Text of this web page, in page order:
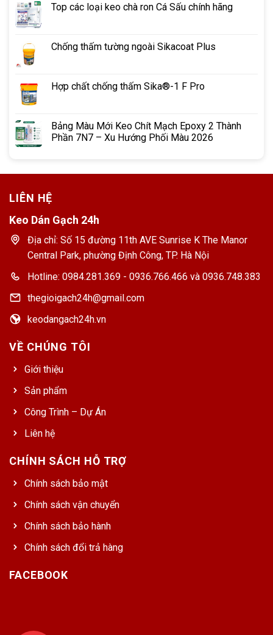
Top các loại keo chà ron Cá Sấu chính hãng
Chống thấm tường ngoài Sikacoat Plus
Hợp chất chống thấm Sika®-1 F Pro
Bảng Màu Mới Keo Chít Mạch Epoxy 2 Thành
Phần 7N7 – Xu Hướng Phối Màu 2026
LIÊN HỆ
Keo Dán Gạch 24h
Địa chỉ: Số 15 đường 11th AVE Sunrise K The Manor
Central Park, phường Định Công, TP. Hà Nội
Hotline: 0984.281.369 - 0936.766.466 và 0936.748.383
thegioigach24h@gmail.com
keodangach24h.vn
VỀ CHÚNG TÔI
Giới thiệu
Sản phẩm
Công Trình – Dự Án
Liên hệ
CHÍNH SÁCH HỖ TRỢ
Chính sách bảo mật
Chính sách vận chuyển
Chính sách bảo hành
Chính sách đổi trả hàng
FACEBOOK